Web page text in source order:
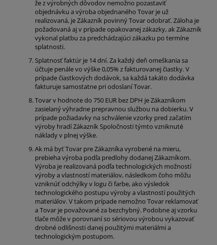
že z výrobných dôvodov nemožno pozastaviť
objednávku a výroba objednaného Tovar je už
realizovaná, je Zákazník povinný Tovar odobrať. Záloha je
požadovaná aj v prípade opakovanej zákazky, ak Zákazník
vykonal platbu za predchádzajúci zákazku po termíne
splatnosti.
Splatnosť faktúr je 14 dní. Za každý deň omeškania sa
účtuje penále vo výške 0,05% z fakturovanej čiastky. V
prípade čiastkových dodávok, sa každá takáto dodávka
fakturuje samostatne pri odoslaní Tovar.
Tovar v hodnote do 750 EUR bez DPH je Zákazníkom
zasielaný výhradne prepravnou službou na dobierku. V
prípade požiadavky na schválenie vzorky pred začatím
výroby hradí Zákazník Spoločnosti týmto vzniknuté
náklady v plnej výške.
Ak má byť Tovar pre Zákazníka vyrobené na mieru,
prebieha výroba podľa predlohy dodanej Zákazníkom.
Výroba je realizovaná podľa technologických možností
výroby a vlastností materiálov, následkom čoho môžu
vzniknúť odchýlky v logu či farbe, ako výsledok
technologického postupu výroby a vlastností použitých
materiálov. V takom prípade nemožno Tovar reklamovať
a Tovar je považované za bezchybný. Podobne aj vzorku
tlače môže v porovnaní so sériovou výrobou vykazovať
drobné odlišnosti danej použitými materiálmi a
technologickým postupom.